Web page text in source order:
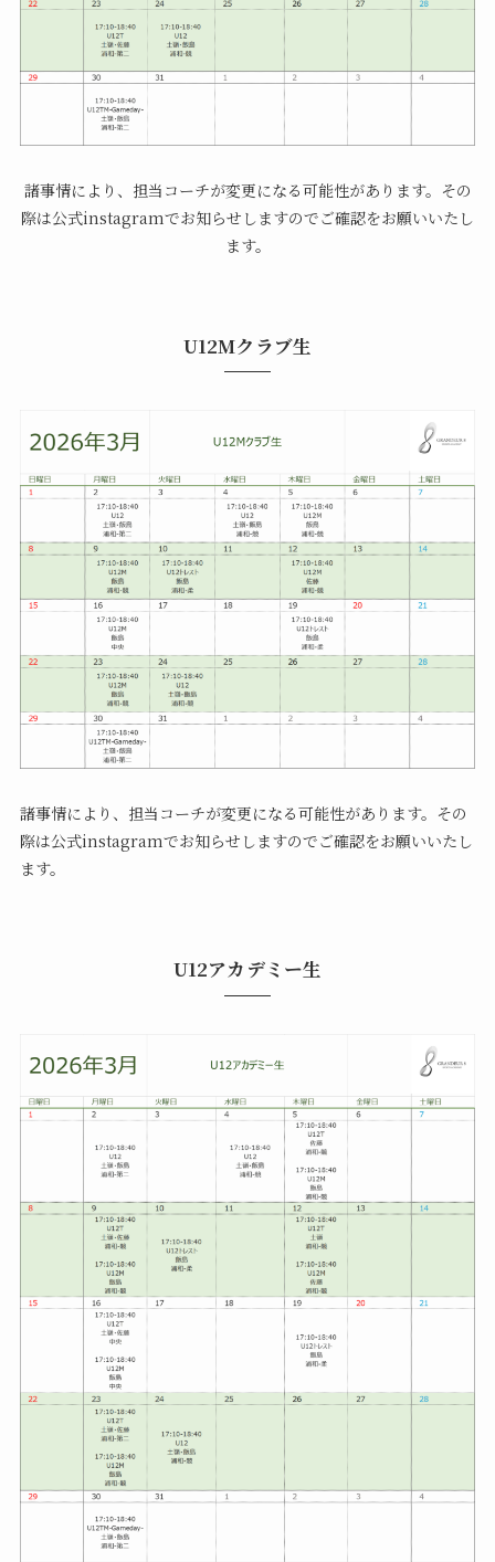
諸事情により、担当コーチが変更になる可能性があります。その
際は公式instagramでお知らせしますのでご確認をお願いいたし
ます。
U12Mクラブ生
諸事情により、担当コーチが変更になる可能性があります。その
際は公式instagramでお知らせしますのでご確認をお願いいたし
ます。
U12アカデミー生